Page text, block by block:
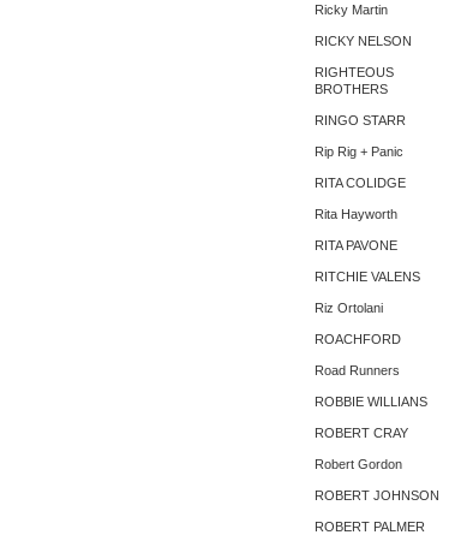
Ricky Martin
RICKY NELSON
RIGHTEOUS
BROTHERS
RINGO STARR
Rip Rig + Panic
RITA COLIDGE
Rita Hayworth
RITA PAVONE
RITCHIE VALENS
Riz Ortolani
ROACHFORD
Road Runners
ROBBIE WILLIANS
ROBERT CRAY
Robert Gordon
ROBERT JOHNSON
ROBERT PALMER